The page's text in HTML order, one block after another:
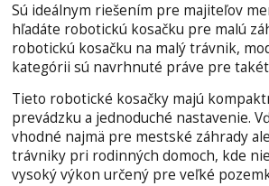
Sú ideálnym riešením pre majiteľov
hľadáte robotickú kosačku pre malú
robotickú kosačku na malý trávnik,
kategórii sú navrhnuté práve pre
Tieto robotické kosačky majú
prevádzku a jednoduché nastavenie.
vhodné najmä pre mestské záhrady
trávniky pri rodinných domoch, kde
vysoký výkon určený pre veľké